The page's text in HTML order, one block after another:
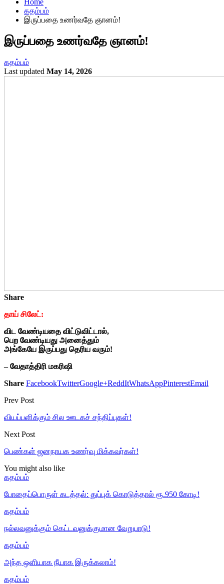
Home
கதம்பம்
இருப்பதை உணர்வதே ஞானம்!
இருப்பதை உணர்வதே ஞானம்!
கதம்பம்
Last updated May 14, 2026
Share
தாய் சிலேட்:
விட வேண்டியதை விட்டுவிட்டால்,
பெற வேண்டியது அனைத்தும்
அங்கேயே இருப்பது தெரிய வரும்!
– வேதாத்திரி மகரிஷி
Share FacebookTwitterGoogle+ReddItWhatsAppPinterestEmail
Prev Post
வியப்பளிக்கும் சில ஊடகச் சந்திப்புகள்!
Next Post
பெண்கள் ஜனநாயக உணர்வு மிக்கவர்கள்!
You might also like
கதம்பம்
போதைப்பொருள் கடத்தல்: துப்புக் கொடுத்தால் ரூ.950 கோடி!
கதம்பம்
நல்லவனுக்கும் கெட்டவனுக்குமான வேறுபாடு!
கதம்பம்
அந்த ஒளியாக நீயாக இருக்கலாம்!
கதம்பம்